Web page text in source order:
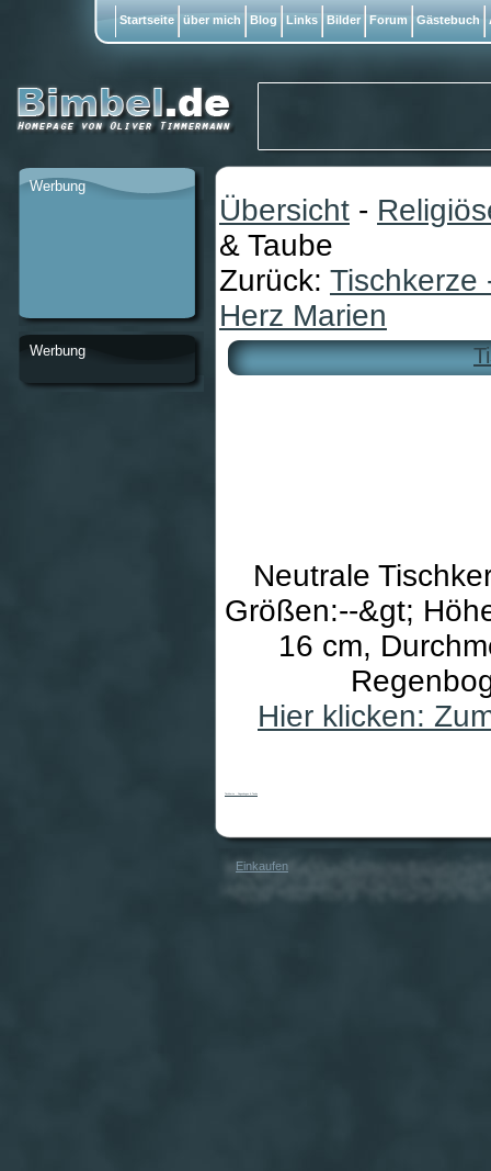
Übersicht -
& Taube
Zurück: Tischkerze
Herz Marien
Neutrale
Größen:--&gt;
16 cm,
Hier klicken:
Einkaufen
Werbung
Werbung
Startseite über mich Blog Links Bilder Forum Gästebuch